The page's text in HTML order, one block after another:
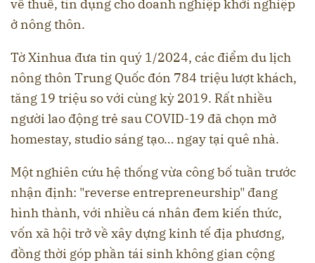
về thuế, tín dụng cho doanh nghiệp khởi nghiệp
ở nông thôn.
Tờ Xinhua đưa tin quý 1/2024, các điểm du lịch
nông thôn Trung Quốc đón 784 triệu lượt khách,
tăng 19 triệu so với cùng kỳ 2019. Rất nhiều
người lao động trẻ sau COVID-19 đã chọn mở
homestay, studio sáng tạo… ngay tại quê nhà.
Một nghiên cứu hệ thống vừa công bố tuần trước
nhận định: "reverse entrepreneurship" đang
hình thành, với nhiều cá nhân đem kiến thức,
vốn xã hội trở về xây dựng kinh tế địa phương,
đồng thời góp phần tái sinh không gian cộng